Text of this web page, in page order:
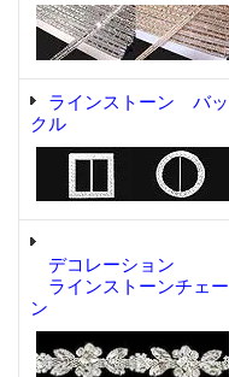
ラインストーン バッ
クル
デコレーション
ラインストーンチェー
ン